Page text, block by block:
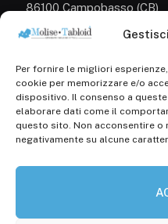
Per fornire le migliori
cookie per memorizzare e/o
dispositivo. Il consenso a
elaborare dati come il
questo sito. Non acconsentire
negativamente su alcune
86100 Campobasso (CB)
+39 3333169466
Scrivici a:
info@molisetabloid.it
Disclaimer